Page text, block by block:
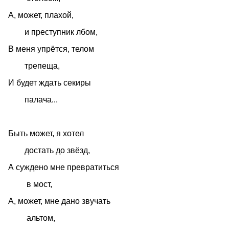
А, может, плахой,
и преступник лбом,
В меня упрётся, телом
трепеща,
И будет ждать секиры
палача...
Быть может, я хотел
достать до звёзд,
А суждено мне превратиться
в мост,
А, может, мне дано звучать
альтом,